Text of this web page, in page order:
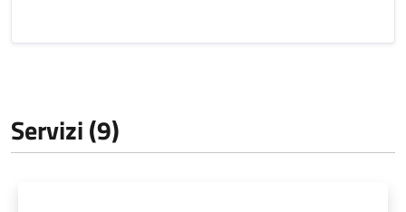
Servizi (9)